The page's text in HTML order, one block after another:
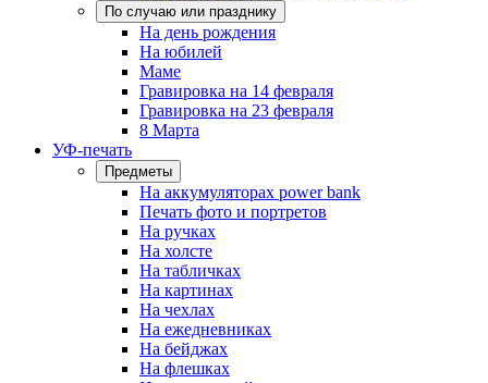
По случаю или празднику
На день рождения
На юбилей
Маме
Гравировка на 14 февраля
Гравировка на 23 февраля
8 Марта
УФ-печать
Предметы
На аккумуляторах power bank
Печать фото и портретов
На ручках
На холсте
На табличках
На картинах
На чехлах
На ежедневниках
На бейджах
На флешках